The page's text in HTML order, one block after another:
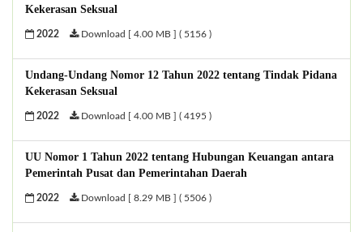
Kekerasan Seksual
2022 Download [ 4.00 MB ] ( 5156 )
Undang-Undang Nomor 12 Tahun 2022 tentang Tindak Pidana
Kekerasan Seksual
2022 Download [ 4.00 MB ] ( 4195 )
UU Nomor 1 Tahun 2022 tentang Hubungan Keuangan antara
Pemerintah Pusat dan Pemerintahan Daerah
2022 Download [ 8.29 MB ] ( 5506 )